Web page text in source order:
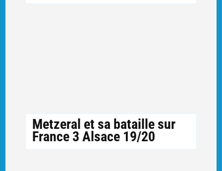
Metzeral et sa bataille sur
France 3 Alsace 19/20